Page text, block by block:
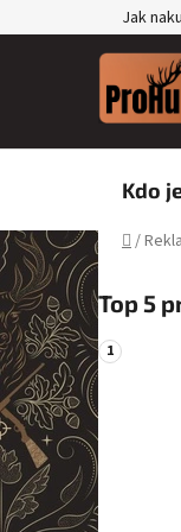
na
Jak
Kdo
Domů
/
P
o
s
t
r
a
n
Top 5